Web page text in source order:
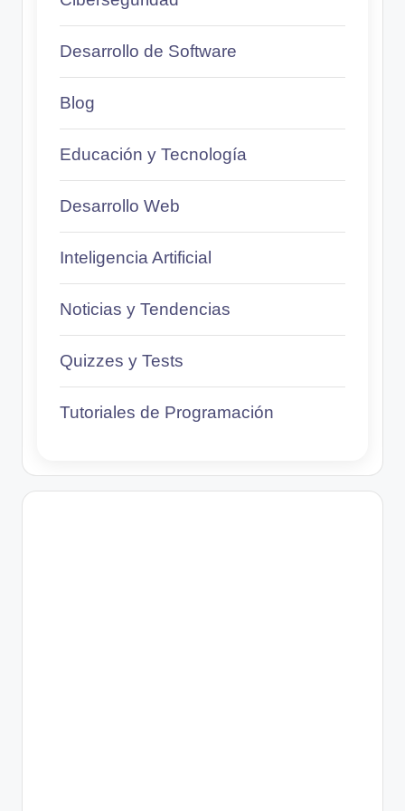
Desarrollo de Software
Blog
Educación y Tecnología
Desarrollo Web
Inteligencia Artificial
Noticias y Tendencias
Quizzes y Tests
Tutoriales de Programación